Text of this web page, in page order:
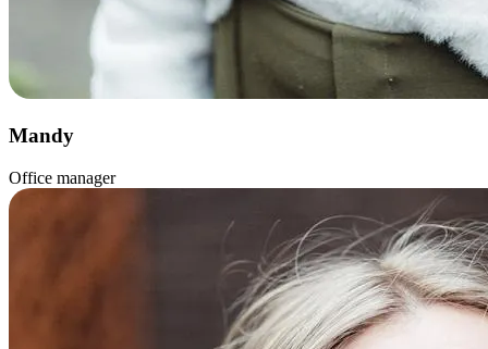
Mandy
Office manager